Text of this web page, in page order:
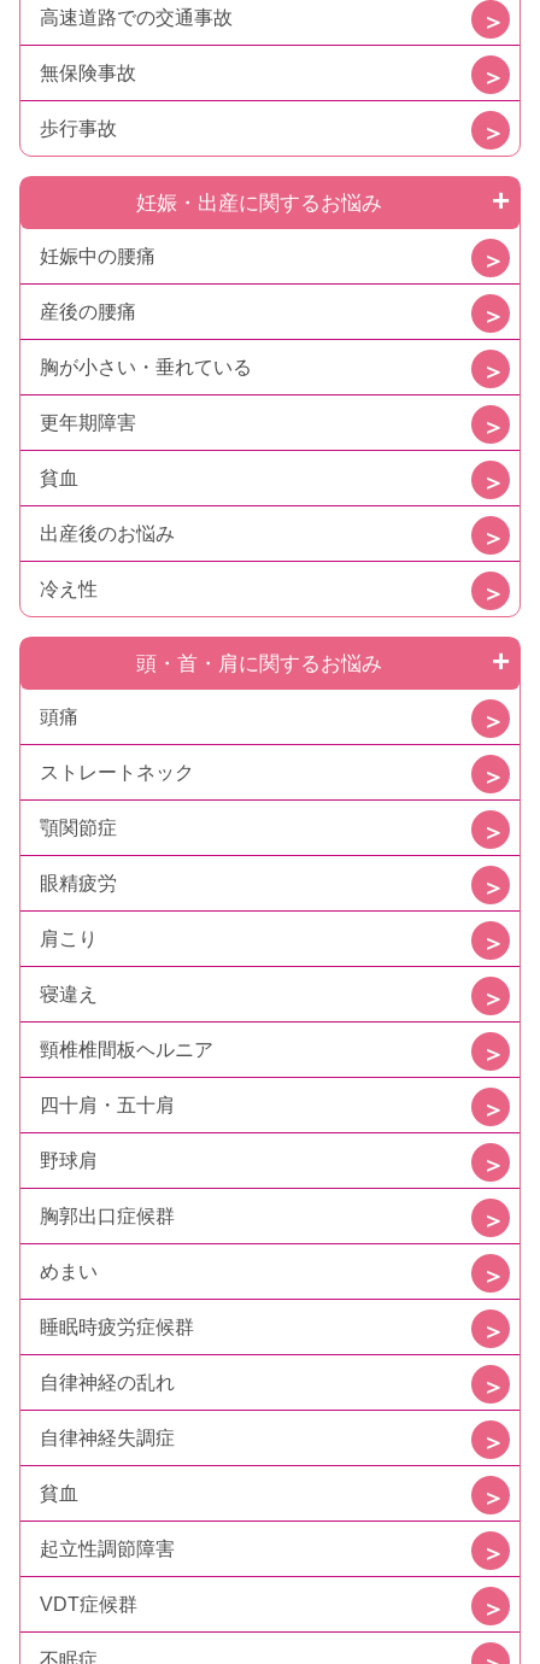
高速道路での交通事故
無保険事故
歩行事故
妊娠・出産に関するお悩み
妊娠中の腰痛
産後の腰痛
胸が小さい・垂れている
更年期障害
貧血
出産後のお悩み
冷え性
頭・首・肩に関するお悩み
頭痛
ストレートネック
顎関節症
眼精疲労
肩こり
寝違え
頸椎椎間板ヘルニア
四十肩・五十肩
野球肩
胸郭出口症候群
めまい
睡眠時疲労症候群
自律神経の乱れ
自律神経失調症
貧血
起立性調節障害
VDT症候群
不眠症